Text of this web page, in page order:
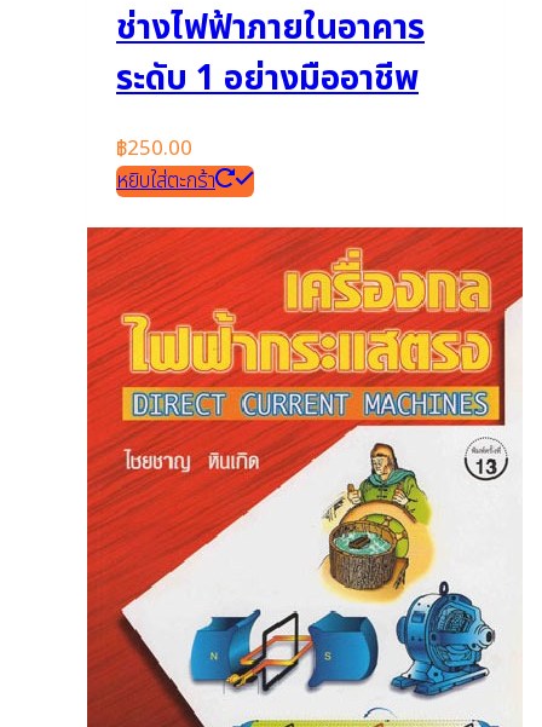
ช่างไฟฟ้าภายในอาคาร
ระดับ 1 อย่างมืออาชีพ
฿250.00
หยิบใส่ตะกร้า